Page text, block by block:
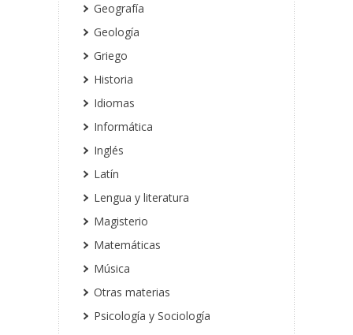
Geografía
Geología
Griego
Historia
Idiomas
Informática
Inglés
Latín
Lengua y literatura
Magisterio
Matemáticas
Música
Otras materias
Psicología y Sociología